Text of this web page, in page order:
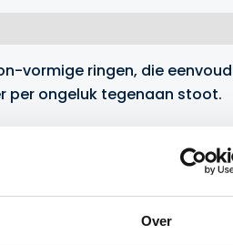
Over
vormige ringen, die
per ongeluk tegenaan stoot.
waardoor je een breed
en biedt eindeloze